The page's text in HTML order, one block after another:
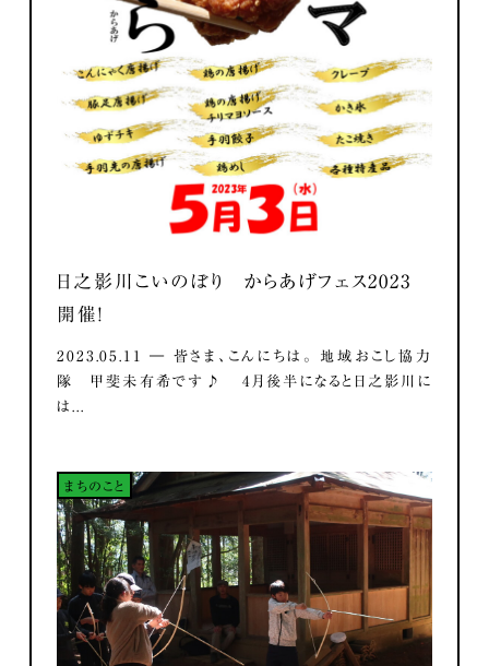
日之影川こいのぼり からあげフェス2023
開催！
2023.05.11 ― 皆さま、こんにちは。 地域おこし協力
隊 甲斐未有希です♪ 4月後半になると日之影川に
は...
まちのこと